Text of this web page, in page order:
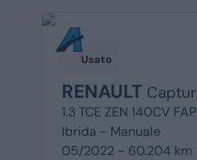
Usato
RENAULT Captur
1.3 TCE ZEN 140CV FAP
Ibrida - Manuale
05/2022 - 60.204 km